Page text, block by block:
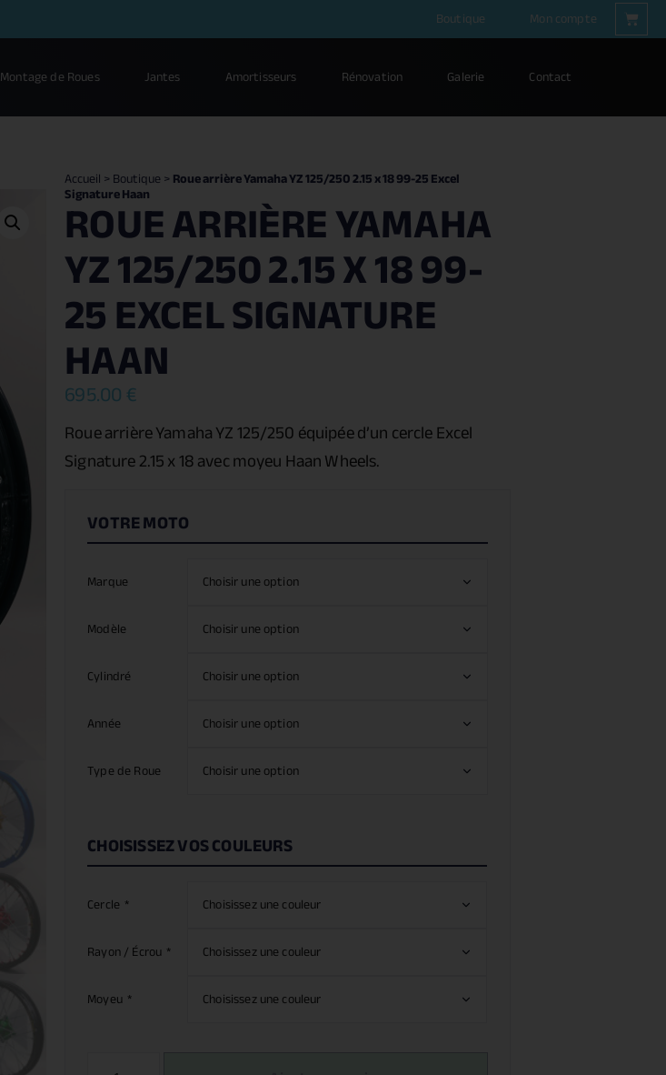
Boutique Mon compte
Montage de Roues Jantes Amortisseurs Rénovation Galerie Contact
Accueil>Boutique>Roue arrière Yamaha YZ 125/250 2.15 x 18 99-25 Excel
Signature Haan
ROUE ARRIÈRE YAMAHA
YZ 125/250 2.15 X 18 99-
25 EXCEL SIGNATURE
HAAN
695.00€
Roue arrière Yamaha YZ 125/250équipée d’un cercle Excel
Signature 2.15 x 18 avec moyeu Haan Wheels.
Marque
Modèle
Cylindré
Année
Type de Roue
CHOISISSEZ VOS COULEURS
Cercle *
Rayon / Écrou *
Moyeu *